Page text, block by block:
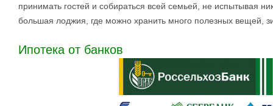
принимать гостей и собираться всей семьей, не испытывая
большая лоджия, где можно хранить много полезных вещей,
Ипотека от банков